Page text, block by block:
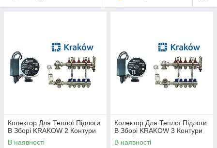
Колектор Для Теплої Підлоги
В Зборі KRAKOW 2 Контури
В наявності
Колектор Для Теплої Підлоги
В Зборі KRAKOW 3 Контури
В наявності